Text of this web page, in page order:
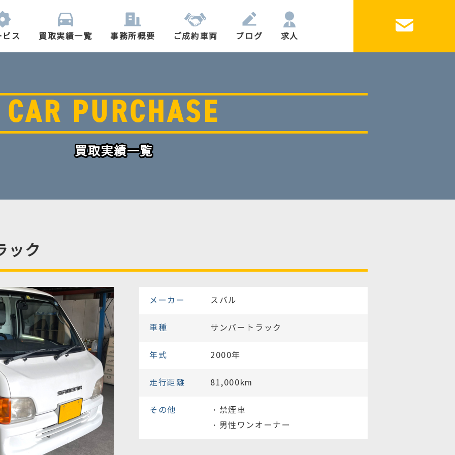
ビス 買取実績一覧 事務所概要 ご成約車両 ブログ 求人
CAR PURCHASE
買取実績一覧
ック
メーカー スバル
車種 サンバートラック
年式 2000年
走行距離 81,000km
その他
・禁煙車
・男性ワンオーナー